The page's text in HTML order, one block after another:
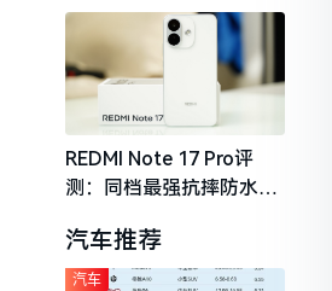
REDMI Note 17 Pro评
测：同档最强抗摔防水，
守门员
汽车推荐
汽车